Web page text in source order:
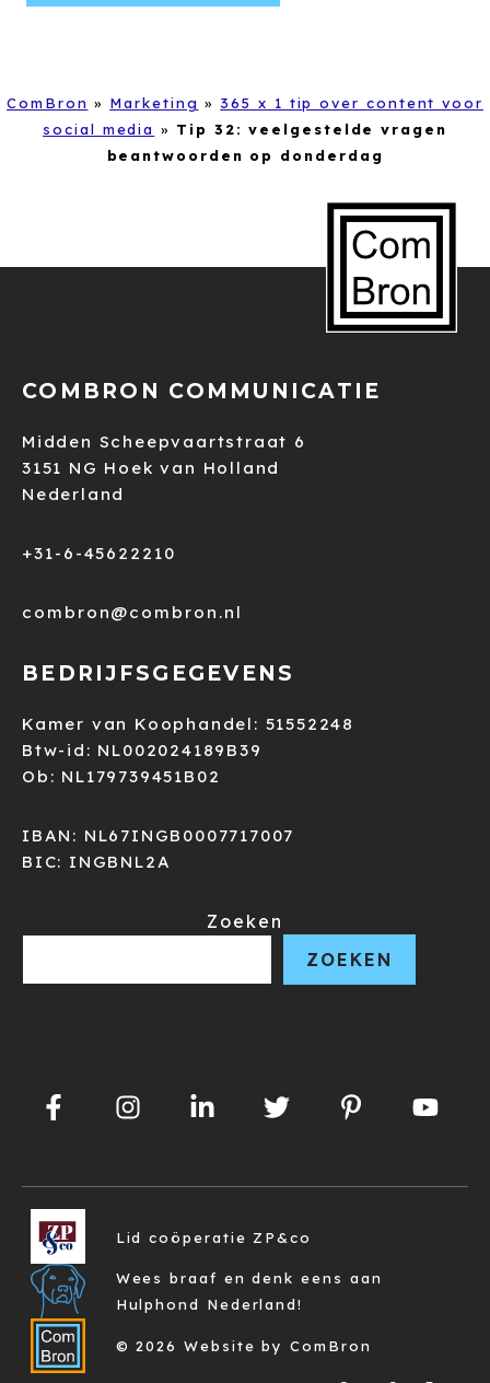
ComBron » Marketing » 365 x 1 tip over content voor
social media » Tip 32: veelgestelde vragen
beantwoorden op donderdag
COMBRON COMMUNICATIE
Midden Scheepvaartstraat 6
3151 NG Hoek van Holland
Nederland
+31-6-45622210
combron@combron.nl
BEDRIJFSGEGEVENS
Kamer van Koophandel: 51552248
Btw-id: NL002024189B39
Ob: NL179739451B02
IBAN: NL67INGB0007717007
BIC: INGBNL2A
Zoeken
ZOEKEN
Lid coöperatie ZP&co
Wees braaf en denk eens aan
Hulphond Nederland!
© 2026 Website by ComBron